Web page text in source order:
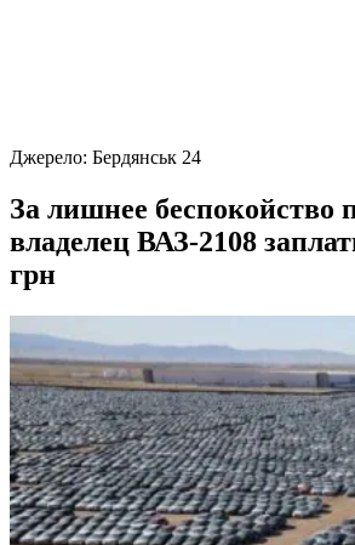
Джерело: Бердянськ 24
За лишнее беспокойство
владелец ВАЗ-2108
грн